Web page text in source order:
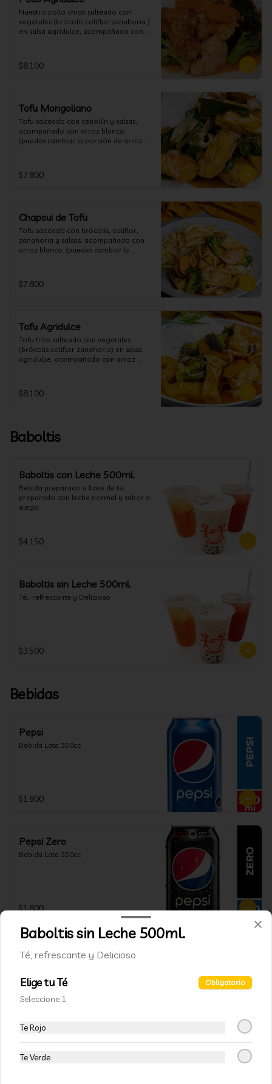
Nuestro pollo chico salteado con
vegetales (brócolis coliflor zanahoria )
en salsa agridulce, acompañado con
fritas o fideos)
$8.100
Tofu Mongoliano
Tofu salteado con cebollín y salsas,
acompañado con arroz blanco.
(puedes cambiar la porción de arroz
$7.800
Chapsui de Tofu
Tofu salteado con brócolis, coliflor,
zanahoria y salsas, acompañado con
arroz blanco. (puedes cambiar la
$7.800
Tofu Agridulce
Tofu frito salteado con vegetales
(brócolis coliflor zanahoria) en salsa
agridulce, acompañado con arroz
$8.100
Baboltis
Baboltis con Leche 500ml.
Bebida preparado a base de té,
preparado con leche normal y sabor a
elegir.
$4.150
Baboltis sin Leche 500ml.
Té,  refrescante y Delicioso
$3.500
Bebidas
Pepsi
Bebida Lata 350cc
$1.600
Pepsi Zero
Bebida Lata 350cc
$1.600
Crush
Kem
Baboltis sin Leche 500ml.
Té, refrescante y Delicioso
Elige tu Té Obligatorio
Seleccione 1
Te Rojo
Te Verde